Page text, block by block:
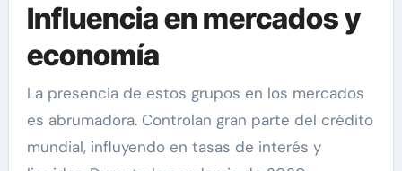
Influencia en mercados y
economía
La presencia de estos grupos en los mercados
es abrumadora. Controlan gran parte del crédito
mundial, influyendo en tasas de interés y